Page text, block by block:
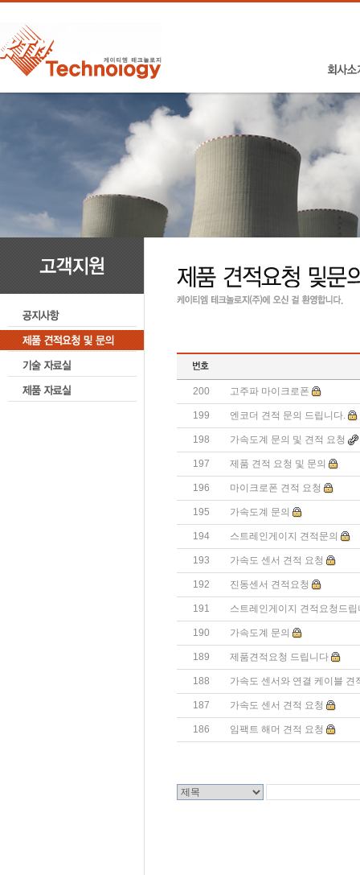
200 고주파 마이크로폰
199 엔코더 견적 문의 드립니다.
198 가속도계 문의 및 견적 요청
197 제품 견적 요청 및 문의
196 마이크로폰 견적 요청
195 가속도계 문의
194 스트레인게이지 견적문의
193 가속도 센서 견적 요청
192 진동센서 견적요청
191 스트레인게이지 견적요청드립
190 가속도계 문의
189 제품견적요청 드립니다
188 가속도 센서와 연결 케이블
187 가속도 센서 견적 요청
186 임팩트 해머 견적 요청